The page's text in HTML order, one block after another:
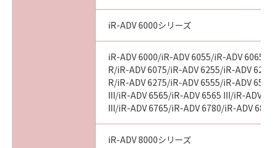
iR-ADV 6000シリーズ
iR-ADV 6000/iR-ADV 6055/iR-ADV 6065/
R/iR-ADV 6075/iR-ADV 6255/iR-ADV
R/iR-ADV 6275/iR-ADV 6555/iR-ADV
III/iR-ADV 6565/iR-ADV 6565 III/iR-ADV
III/iR-ADV 6765/iR-ADV 6780/iR-ADV
iR-ADV 8000シリーズ